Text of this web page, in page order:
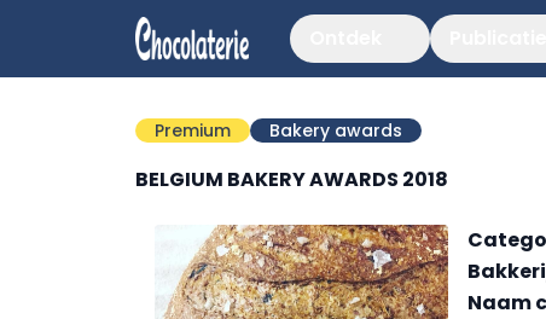
Premium Bakery awards
BELGIUM BAKERY AWARDS 2018
Naam